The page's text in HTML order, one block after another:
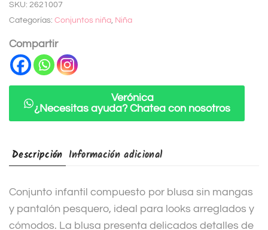
e
r
n
a
SKU: 2621007
Categorías: Conjuntos niña, Niña
Compartir
Verónica
¿Necesitas ayuda? Chatea con nosotros
Descripción Información adicional
Conjunto infantil compuesto por blusa sin mangas
y pantalón pesquero, ideal para looks arreglados y
cómodos. La blusa presenta delicados detalles de